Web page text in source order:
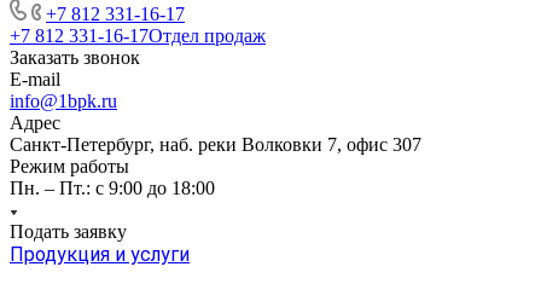
+7 812 331-16-17
+7 812 331-16-17Отдел продаж
Заказать звонок
E-mail
info@1bpk.ru
Адрес
Санкт-Петербург, наб. реки Волковки 7, офис 307
Режим работы
Пн. – Пт.: с 9:00 до 18:00
Подать заявку
Продукция и услуги